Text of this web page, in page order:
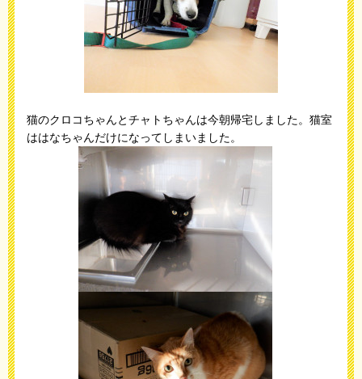
猫のクロコちゃんとチャトちゃんは今朝帰宅しました。猫室
ははなちゃんだけになってしまいました。